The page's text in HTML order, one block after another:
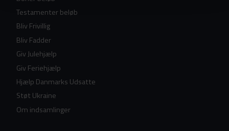
Testamenter beløb
Bliv Frivillig
Bliv Fadder
Giv Julehjælp
Giv Feriehjælp
Hjælp Danmarks Udsatte
Støt Ukraine
Om indsamlinger